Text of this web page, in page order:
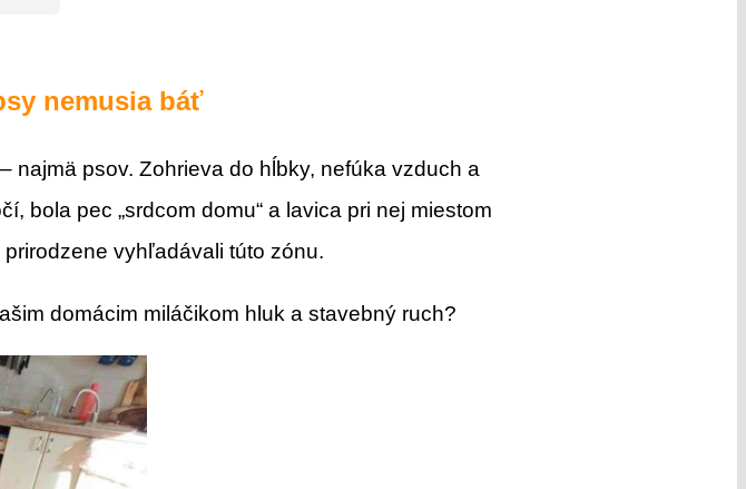
nemusia báť
najmä psov. Zohrieva do hĺbky, nefúka vzduch a
bola pec „srdcom domu“ a lavica pri nej miestom
vyhľadávali túto zónu.
domácim miláčikom hluk a stavebný ruch?